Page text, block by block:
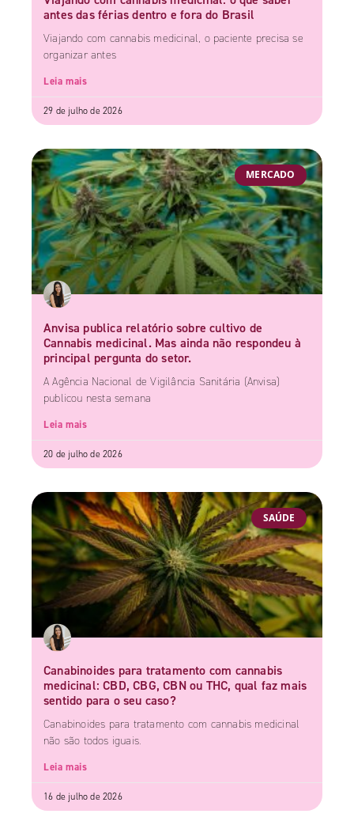
antes das férias dentro e fora do Brasil
Viajando com cannabis medicinal, o paciente precisa se
organizar antes
Leia mais
29 de julho de 2026
MERCADO
Anvisa publica relatório sobre cultivo de
Cannabis medicinal. Mas ainda não respondeu à
principal pergunta do setor.
A Agência Nacional de Vigilância Sanitária (Anvisa)
publicou nesta semana
Leia mais
20 de julho de 2026
SAÚDE
Canabinoides para tratamento com cannabis
medicinal: CBD, CBG, CBN ou THC, qual faz mais
sentido para o seu caso?
Canabinoides para tratamento com cannabis medicinal
não são todos iguais.
Leia mais
16 de julho de 2026